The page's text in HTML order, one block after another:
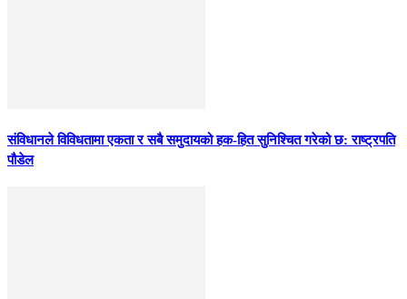
संविधानले विविधतामा एकता र सबै समुदायको हक-हित सुनिश्चित गरेको छ: राष्ट्रपति
पौडेल